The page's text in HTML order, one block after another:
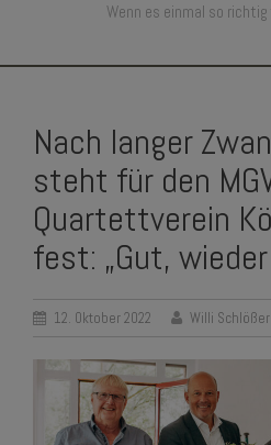
Wenn es einmal so
CONTENT
Nach langer
steht für den
Quartettverein
fest: „Gut,
12. Oktober 2022 Willi Schlößer